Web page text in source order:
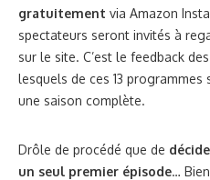
gratuitement via Amazon
spectateurs seront invités à
sur le site. C’est le feedback
lesquels de ces 13
une saison complète.
Drôle de procédé que de
un seul premier épisode…